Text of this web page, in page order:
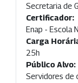
Secretaria de
Certificador:
Enap - Escola
Carga
25h
Público Alvo:
Servidores de